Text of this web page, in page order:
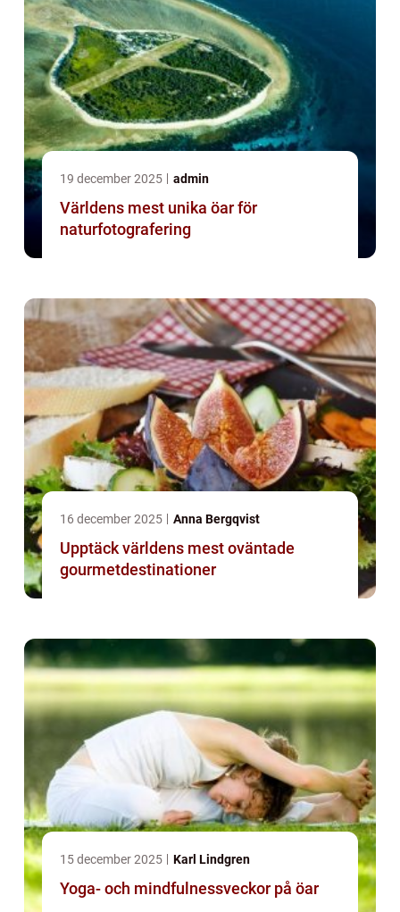
19 december 2025 admin
Världens mest unika öar för
naturfotografering
16 december 2025 Anna Bergqvist
Upptäck världens mest oväntade
gourmetdestinationer
15 december 2025 Karl Lindgren
Yoga- och mindfulnessveckor på öar